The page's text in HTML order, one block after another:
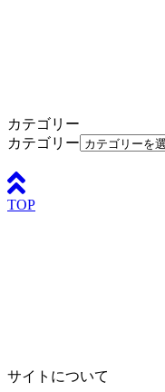
カテゴリー
カテゴリー
TOP
サイトについて